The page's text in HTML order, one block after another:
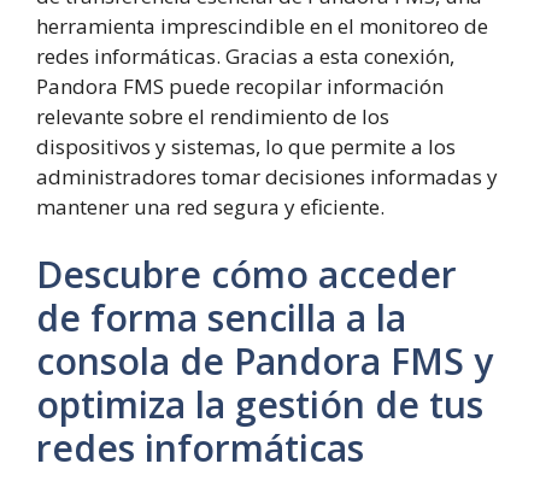
herramienta imprescindible en el monitoreo de
redes informáticas. Gracias a esta conexión,
Pandora FMS puede recopilar información
relevante sobre el rendimiento de los
dispositivos y sistemas, lo que permite a los
administradores tomar decisiones informadas y
mantener una red segura y eficiente.
Descubre cómo acceder
de forma sencilla a la
consola de Pandora FMS y
optimiza la gestión de tus
redes informáticas